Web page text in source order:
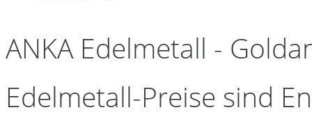
ANKA Edelmetall -
Edelmetall-Preise sind